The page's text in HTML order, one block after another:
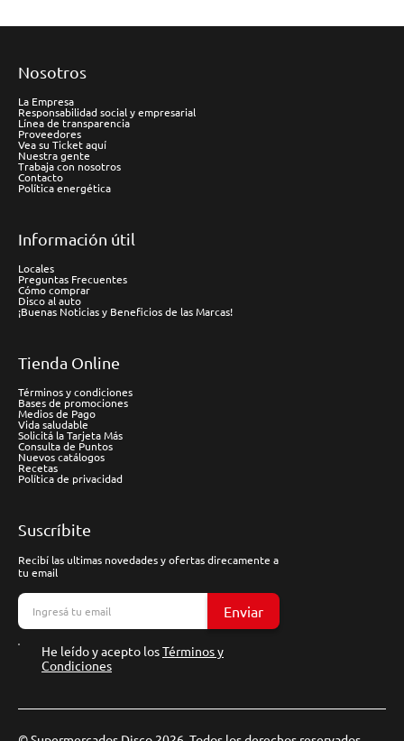
Nosotros
La Empresa
Responsabilidad social y empresarial
Línea de transparencia
Proveedores
Vea su Ticket aquí
Nuestra gente
Trabaja con nosotros
Contacto
Política energética
Información útil
Locales
Preguntas Frecuentes
Cómo comprar
Disco al auto
¡Buenas Noticias y Beneficios de las Marcas!
Tienda Online
Términos y condiciones
Bases de promociones
Medios de Pago
Vida saludable
Solicitá la Tarjeta Más
Consulta de Puntos
Nuevos catálogos
Recetas
Política de privacidad
Suscríbite
Recibí las ultimas novedades y ofertas direcamente a
tu email
Enviar
He leído y acepto losTérminos y
Condiciones